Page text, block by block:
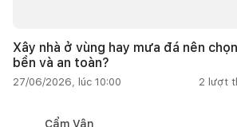
Xây nhà ở vùng hay mưa đá nên
bền và an toàn?
27/06/2026, lúc 10:00 2 lượt
Cẩm Vân